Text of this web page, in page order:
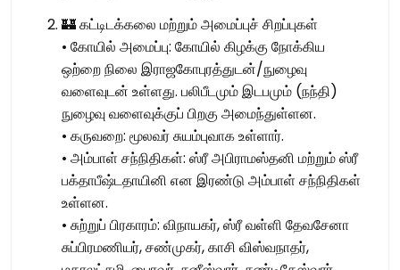
🏰 கட்டிடக்கலை மற்றும் அமைப்புச் சிறப்புகள்
• கோயில் அமைப்பு: கோயில் கிழக்கு நோக்கிய
ஒற்றை நிலை இராஜகோபுரத்துடன்/நுழைவு
வளைவுடன் உள்ளது. பலிபீடமும் இடபமும் (நந்தி)
நுழைவு வளைவுக்குப் பிறகு அமைந்துள்ளன.
• கருவறை: மூலவர் சுயம்புவாக உள்ளார்.
• அம்பாள் சந்நிதிகள்: ஸ்ரீ அபிராமஸ்தனி மற்றும் ஸ்ரீ
பக்தாபீஷ்டதாயினி என இரண்டு அம்பாள் சந்நிதிகள்
உள்ளன.
• சுற்றுப் பிரகாரம்: விநாயகர், ஸ்ரீ வள்ளி தேவசேனா
சுப்பிரமணியர், சண்முகர், காசி விஸ்வநாதர்,